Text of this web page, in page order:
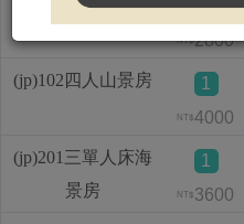
(jp)102四人山景房
(jp)201三單人床海
景房
1
NT$2800
1
NT$4000
1
NT$ 3600